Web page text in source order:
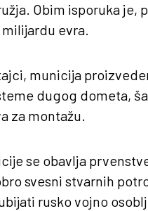
Obim isporuka je,
evra.
municija
dugog dometa,
za montažu.
se obavlja
svesni stvarnih
rusko vojno